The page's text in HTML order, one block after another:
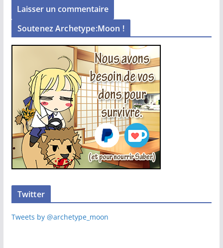
Soutenez Archetype:Moon !
Twitter
Tweets by @archetype_moon